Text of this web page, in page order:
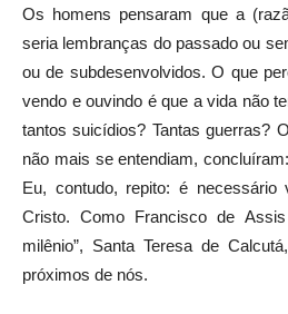
Os homens pensaram que a
seria lembranças do passado ou
ou de subdesenvolvidos. O que
vendo e ouvindo é que a vida não
tantos suicídios? Tantas guerras?
não mais se entendiam,
Eu, contudo, repito: é
Cristo. Como Francisco de
milênio”, Santa Teresa de
próximos de nós.